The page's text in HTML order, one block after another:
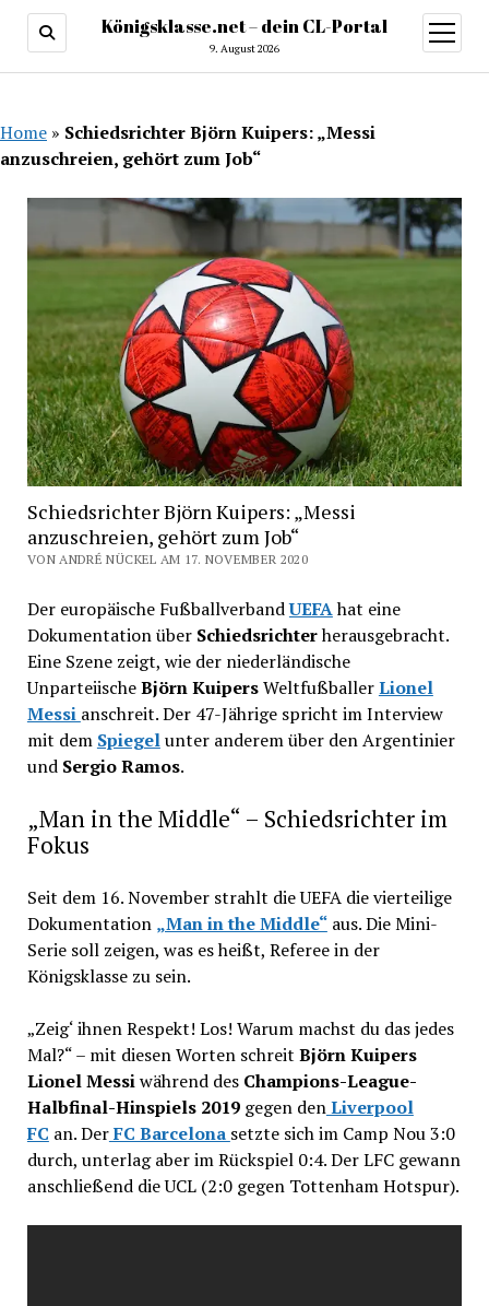
Königsklasse.net – dein CL-Portal
9. August 2026
Menü
öffnen
Home » Schiedsrichter Björn Kuipers: „Messi
anzuschreien, gehört zum Job“
Schiedsrichter Björn Kuipers: „Messi
anzuschreien, gehört zum Job“
VON ANDRÉ NÜCKEL AM 17. NOVEMBER 2020
Der europäische FußballverbandUEFAhat eine
Dokumentation über Schiedsrichterherausgebracht.
Eine Szene zeigt, wie der niederländische
UnparteiischeBjörn KuipersWeltfußballerLionel
Messi anschreit. Der 47-Jährige spricht im Interview
mit dem Spiegelunter anderem über den Argentinier
und Sergio Ramos.
„Man in the Middle“ – Schiedsrichter im
Fokus
Seit dem 16. November strahlt die UEFA die vierteilige
Dokumentation „Man in the Middle“aus. Die Mini-
Serie soll zeigen, was es heißt, Referee in der
Königsklasse zu sein.
„Zeig‘ ihnen Respekt! Los! Warum machst du das jedes
Mal?“ – mit diesen Worten schreit Björn Kuipers
Lionel Messiwährend desChampions-League-
Halbfinal-Hinspiels 2019 gegen denLiverpool
FC an. DerFC Barcelona setzte sich im Camp Nou 3:0
durch, unterlag aber im Rückspiel 0:4. Der LFC gewann
anschließend die UCL (2:0 gegen Tottenham Hotspur).